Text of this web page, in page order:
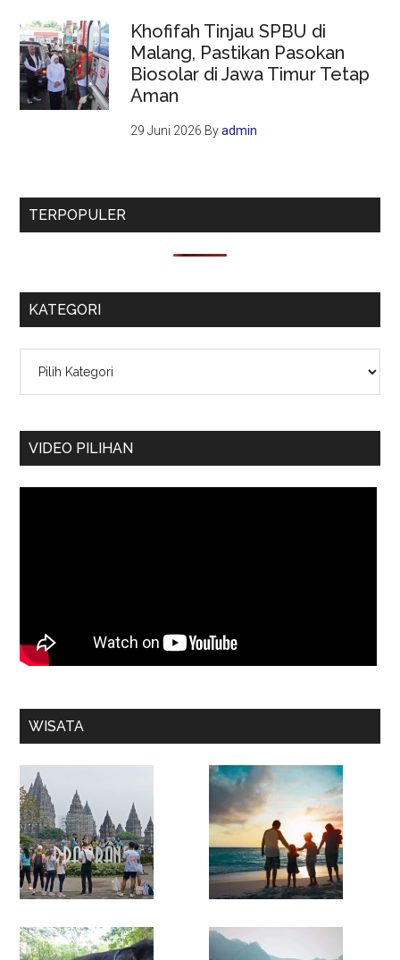
Khofifah Tinjau SPBU di
Malang, Pastikan Pasokan
Biosolar di Jawa Timur Tetap
Aman
29 Juni 2026 Byadmin
TERPOPULER
KATEGORI
VIDEO PILIHAN
WISATA